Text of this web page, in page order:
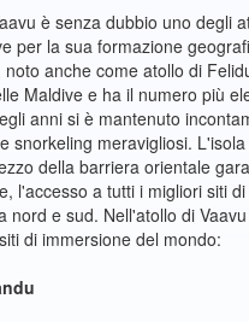
è senza dubbio uno degli
per la sua formazione
noto anche come atollo di
Maldive e ha il numero più
anni si è mantenuto
snorkeling meravigliosi.
della barriera orientale
l'accesso a tutti i migliori siti
nord e sud. Nell'atollo di
di immersione del mondo: